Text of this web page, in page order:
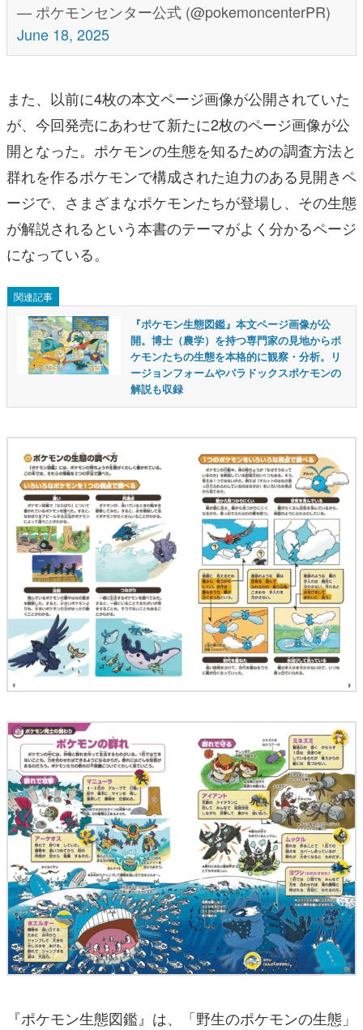
— ポケモンセンター公式 (@pokemoncenterPR)
June 18, 2025
また、以前に4枚の本文ページ画像が公開されていた
が、今回発売にあわせて新たに2枚のページ画像が公
開となった。ポケモンの生態を知るための調査方法と
群れを作るポケモンで構成された迫力のある見開きペ
ージで、さまざまなポケモンたちが登場し、その生態
が解説されるという本書のテーマがよく分かるページ
になっている。
関連記事
『ポケモン生態図鑑』本文ページ画像が公
開。博士（農学）を持つ専門家の見地からポ
ケモンたちの生態を本格的に観察・分析。リ
ージョンフォームやパラドックスポケモンの
解説も収録
『ポケモン生態図鑑』は、「野生のポケモンの生態」